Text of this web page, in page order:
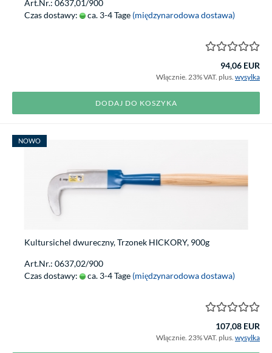
Art.Nr.: 0637,01/900
Czas dostawy:
ca. 3-4 Tage (międzynarodowa dostawa)
94,06 EUR
Włącznie. 23% VAT. plus. wysyłka
DODAJ DO KOSZYKA
NOWO
Kultursichel dwureczny, Trzonek HICKORY, 900g
Art.Nr.: 0637,02/900
Czas dostawy:
ca. 3-4 Tage (międzynarodowa dostawa)
107,08 EUR
Włącznie. 23% VAT. plus. wysyłka